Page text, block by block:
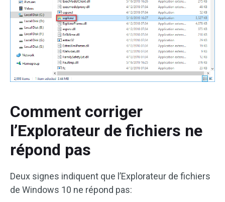
Comment corriger
l’Explorateur de fichiers ne
répond pas
Deux signes indiquent que l’Explorateur de fichiers
de Windows 10 ne répond pas: